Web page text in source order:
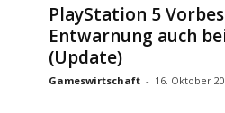
PlayStation 5
Entwarnung auch
(Update)
Gameswirtschaft - 16. Oktober